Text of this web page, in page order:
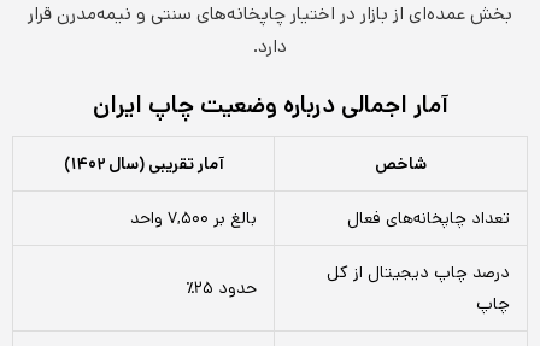
بخش عمده‌ای از بازار در اختیار چاپخانه‌های سنتی و نیمه‌مدرن قرار
دارد.
آمار اجمالی درباره وضعیت چاپ ایران
شاخص آمار تقریبی (سال ۱۴۰۲)
تعداد چاپخانه‌های فعال بالغ بر ۷,۵۰۰ واحد
درصد چاپ دیجیتال از کل
چاپ
حدود ۲۵٪